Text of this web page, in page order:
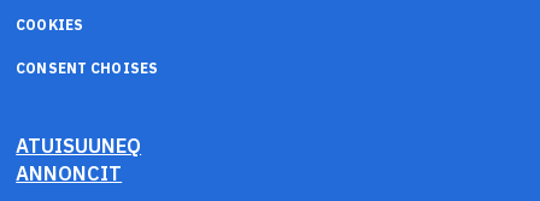
COOKIES
CONSENT CHOISES
ATUISUUNEQ
ANNONCIT